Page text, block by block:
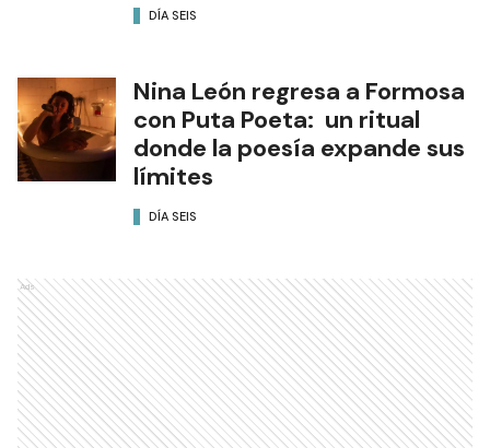
DÍA SEIS
Nina León regresa a Formosa
con Puta Poeta: un ritual
donde la poesía expande sus
límites
DÍA SEIS
Ads